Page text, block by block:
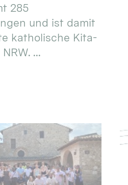
285
und ist damit
katholische Kita-
...